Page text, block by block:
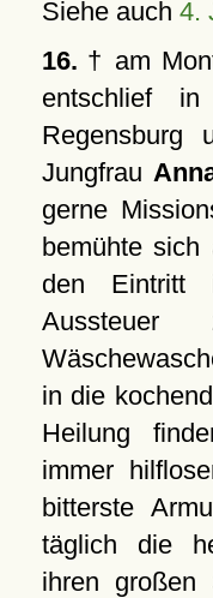
Siehe auch 4.
16. † am
entschlief in
Regensburg
Jungfrau
gerne
bemühte sich
den Eintritt
in die
Heilung
immer
bitterste
täglich die
ihren großen